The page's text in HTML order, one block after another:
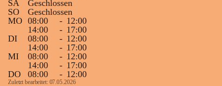
SA
Geschlossen
SO
Geschlossen
MO 08:00 - 12:00
14:00
- 17:00
DI
08:00 - 12:00
14:00
- 17:00
MI
08:00 - 12:00
14:00
- 17:00
DO
08:00 - 12:00
Zuletzt bearbeitet: 07.05.2026